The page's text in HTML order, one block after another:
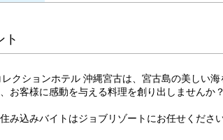
クションホテル 沖縄宮古は、宮古島の美しい
お客様に感動を与える料理を創り出しませんか？
み込みバイトはジョブリゾートにお任せください